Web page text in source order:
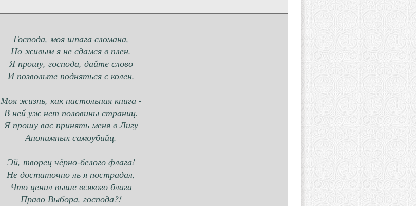
Господа, моя шпага сломана,
Но живым я не сдамся в плен.
Я прошу, господа, дайте слово
И позвольте подняться с колен.
Моя жизнь, как настольная книга -
В ней уж нет половины страниц.
Я прошу вас принять меня в Лигу
Анонимных самоубийц.
Эй, творец чёрно-белого флага!
Не достаточно ль я пострадал,
Что ценил выше всякого блага
Право Выбора, господа?!